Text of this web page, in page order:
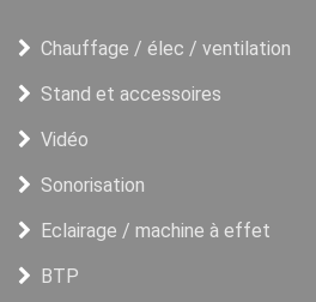
Chauffage / élec / ventilation
Stand et accessoires
Vidéo
Sonorisation
Eclairage / machine à effet
BTP